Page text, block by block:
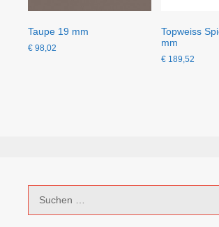
Taupe 19 mm
€ 98,02
Topweiss
mm
€ 189,52
nach: